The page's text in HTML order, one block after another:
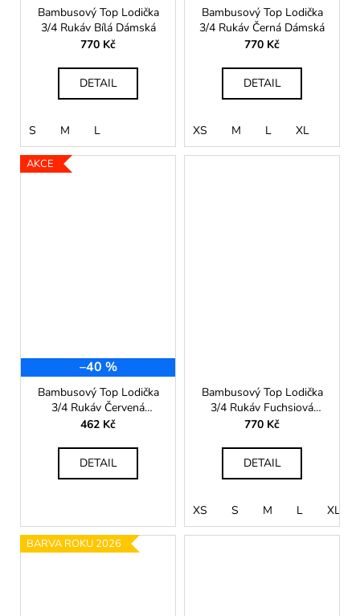
Bambusový Top Lodička
3/4 Rukáv Bílá Dámská
770 Kč
DETAIL
S M L
Bambusový Top Lodička
3/4 Rukáv Černá Dámská
770 Kč
DETAIL
XS M L XL
AKCE
–40 %
Bambusový Top Lodička
3/4 Rukáv Červená
Dámská
462 Kč
DETAIL
Bambusový Top Lodička
3/4 Rukáv Fuchsiová
Dámská
770 Kč
DETAIL
XS S M L XL
BARVA ROKU 2026